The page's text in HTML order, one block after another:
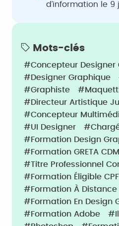
d’information le 9
Mots-clés
#Concepteur Designer
#Designer Graphique
#Graphiste
#Directeur Artistique
#Concepteur
#UI Designer
#Formation Design
#Formation GRETA
#Titre Professionnel
#Formation Éligible CPF
#Formation À Distance
#Formation En Design
#Formation Adobe